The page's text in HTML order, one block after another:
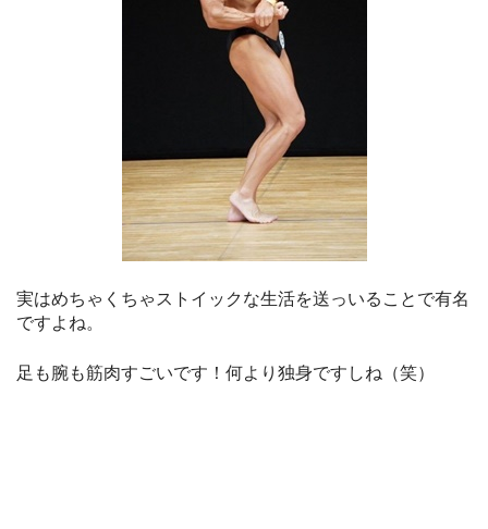
実はめちゃくちゃストイックな生活を送っいることで有名
ですよね。
足も腕も筋肉すごいです！何より独身ですしね（笑）